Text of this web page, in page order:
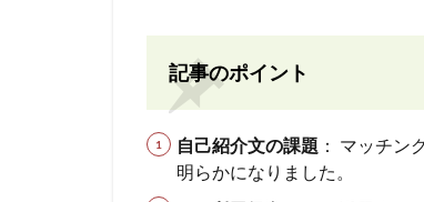
記事のポイント
自己紹介文の課題 ： マッチン
明らかになりました。